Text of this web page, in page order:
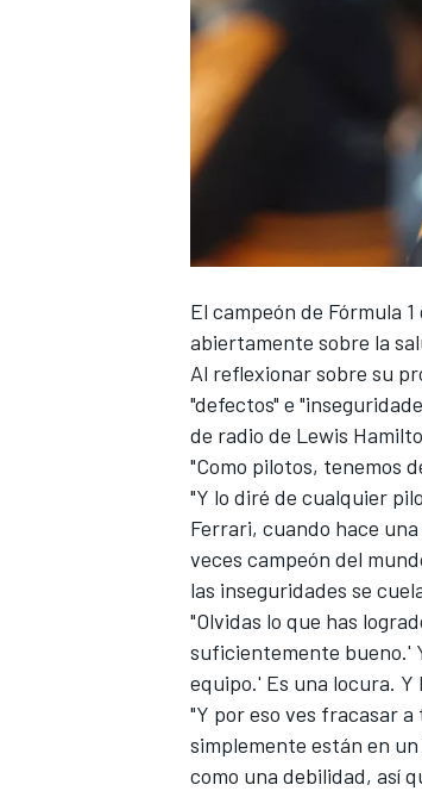
El campeón de Fórmula 1
abiertamente sobre la
Al reflexionar sobre su
"defectos" e
de radio de Lewis
"Como pilotos, tenemos
"Y lo diré de cualquier
Ferrari, cuando hace
veces campeón del
las inseguridades se
"Olvidas lo que has
suficientemente bueno.'
equipo.' Es una locura. Y
"Y por eso ves fracasar
simplemente están en
como una debilidad, así